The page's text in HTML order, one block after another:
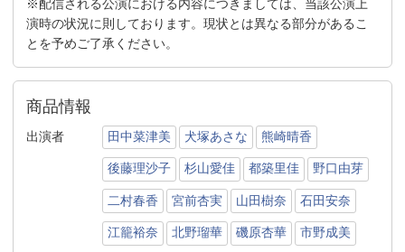
※配信される公演における内容につきましては、当該公演上
演時の状況に則しております。現状とは異なる部分があるこ
とを予めご了承ください。
商品情報
出演者 田中菜津美 犬塚あさな 熊崎晴香
後藤理沙子 杉山愛佳 都築里佳 野口由芽
二村春香 宮前杏実 山田樹奈 石田安奈
江籠裕奈 北野瑠華 磯原杏華 市野成美